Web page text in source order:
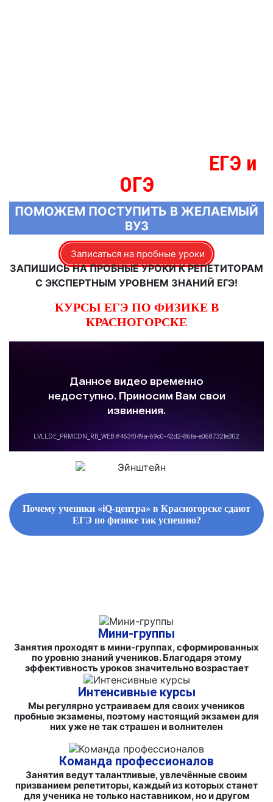
ЕГЭ и
ОГЭ
ПОМОЖЕМ ПОСТУПИТЬ В ЖЕЛАЕМЫЙ
ВУЗ
Записаться на пробные уроки
ЗАПИШИСЬ НА ПРОБНЫЕ УРОКИ К РЕПЕТИТОРАМ
С ЭКСПЕРТНЫМ УРОВНЕМ ЗНАНИЙ ЕГЭ!
КУРСЫ ЕГЭ ПО ФИЗИКЕ В
КРАСНОГОРСКЕ
Почему ученики «iQ-центра» в Красногорске сдают
ЕГЭ по физике так успешно?
Мини-группы
Занятия проходят в мини-группах, сформированных
по уровню знаний учеников. Благодаря этому
эффективность уроков значительно возрастает
Интенсивные курсы
Мы регулярно устраиваем для своих учеников
пробные экзамены, поэтому настоящий экзамен для
них уже не так страшен и волнителен
Команда профессионалов
Занятия ведут талантливые, увлечённые своим
призванием репетиторы, каждый из которых станет
для ученика не только наставником, но и другом